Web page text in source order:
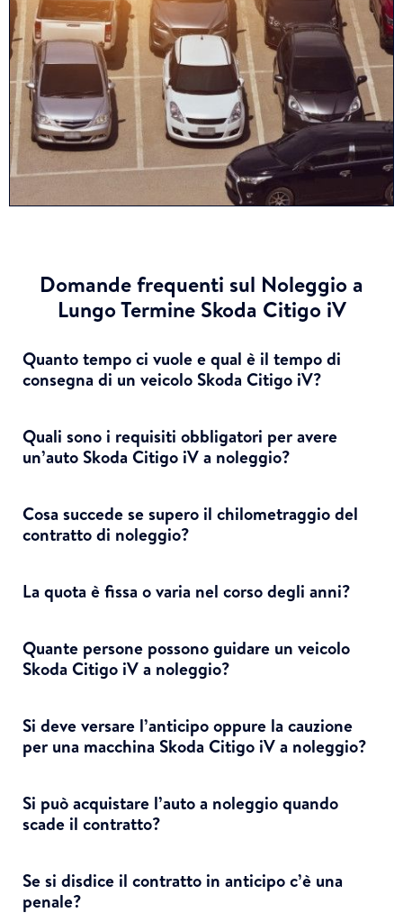
Domande frequenti sul Noleggio a
Lungo Termine Skoda Citigo iV
Quanto tempo ci vuole e qual è il tempo di
consegna di un veicolo Skoda Citigo iV?
Quali sono i requisiti obbligatori per avere
un’auto Skoda Citigo iV a noleggio?
Cosa succede se supero il chilometraggio del
contratto di noleggio?
La quota è fissa o varia nel corso degli anni?
Quante persone possono guidare un veicolo
Skoda Citigo iV a noleggio?
Si deve versare l’anticipo oppure la cauzione
per una macchina Skoda Citigo iV a noleggio?
Si può acquistare l’auto a noleggio quando
scade il contratto?
Se si disdice il contratto in anticipo c’è una
penale?